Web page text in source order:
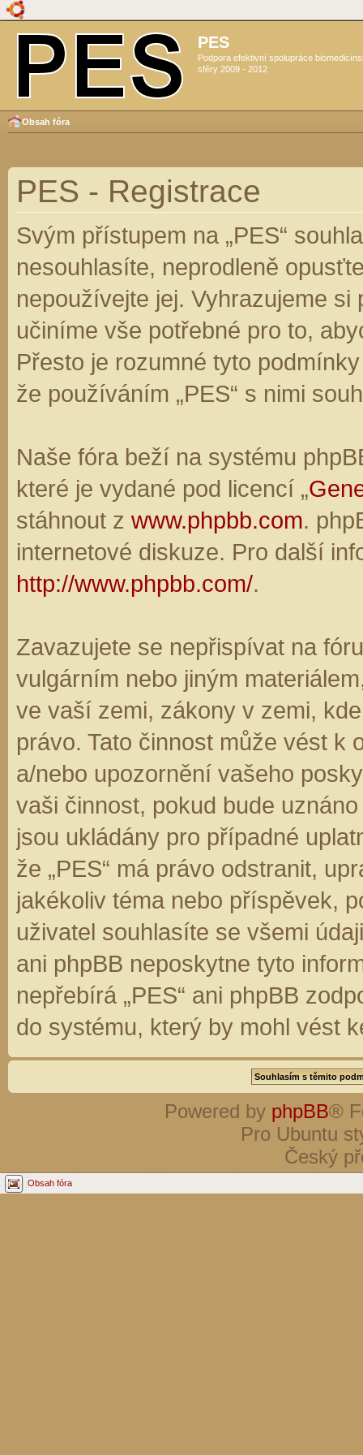
PES
Podpora efektivní spolupráce
sféry 2009 - 2012
Obsah fóra
PES - Registrace
Svým přístupem na „PES“
nesouhlasíte, neprodleně
nepoužívejte jej. Vyhrazujeme
učiníme vše potřebné pro to,
Přesto je rozumné tyto
že používáním „PES“ s nimi
Naše fóra beží na systému
které je vydané pod licencí „
stáhnout z www.phpbb.com.
internetové diskuze. Pro další
http://www.phpbb.com/.
Zavazujete se nepřispívat na
vulgárním nebo jiným
ve vaší zemi, zákony v zemi,
právo. Tato činnost může vést k
a/nebo upozornění vašeho
vaši činnost, pokud bude
jsou ukládány pro případné
že „PES“ má právo odstranit,
jakékoliv téma nebo příspěvek,
uživatel souhlasíte se všemi
ani phpBB neposkytne tyto
nepřebírá „PES“ ani phpBB
do systému, který by mohl vést
Powered by phpBB®
Pro Ubuntu
Český
Obsah fóra